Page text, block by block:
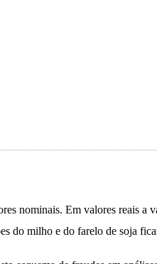
nominais. Em valores reais a
do milho e do farelo de soja